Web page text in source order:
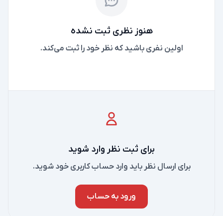
هنوز نظری ثبت نشده
اولین نفری باشید که نظر خود را ثبت می‌کند.
برای ثبت نظر وارد شوید
برای ارسال نظر باید وارد حساب کاربری خود شوید.
ورود به حساب